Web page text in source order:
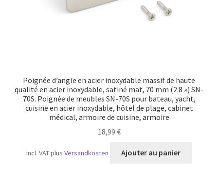
Poignée d’angle en acier inoxydable massif de haute
qualité en acier inoxydable, satiné mat, 70 mm (2.8 ») SN-
70S. Poignée de meubles SN-70S pour bateau, yacht,
cuisine en acier inoxydable, hôtel de plage, cabinet
médical, armoire de cuisine, armoire
18,99 €
incl. VATplusVersandkosten Ajouter au panier